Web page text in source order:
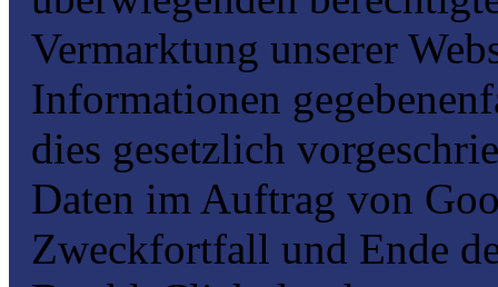
Vermarktung unserer
Informationen
dies gesetzlich
Daten im Auftrag von
Zweckfortfall und Ende